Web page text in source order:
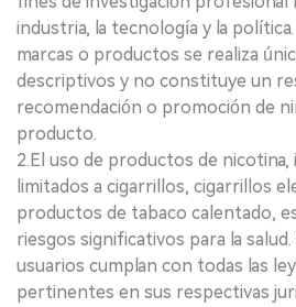
industria, la tecnología y la
marcas o productos se realiza
descriptivos y no constituye un
recomendación o promoción de
producto.
2.El uso de productos de
limitados a cigarrillos, cigarrillos
productos de tabaco calentado,
riesgos significativos para la
usuarios cumplan con todas las
pertinentes en sus respectivas